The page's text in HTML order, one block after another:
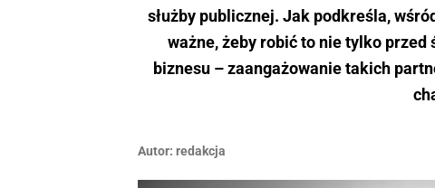
służby publicznej. Jak podkreśla,
ważne, żeby robić to nie tylko
biznesu – zaangażowanie takich
Autor: redakcja